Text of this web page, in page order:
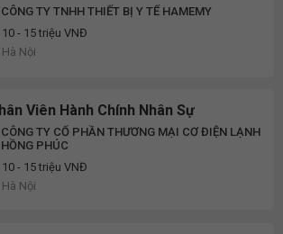
CÔNG TY TNHH THIẾT BỊ Y TẾ HAMEMY
10 - 15 triệu VNĐ
Hà Nội
Viên Hành Chính Nhân Sự
CÔNG TY CỔ PHẦN THƯƠNG MẠI CƠ ĐIỆN LẠNH
HỒNG PHÚC
10 - 15 triệu VNĐ
Hà Nội